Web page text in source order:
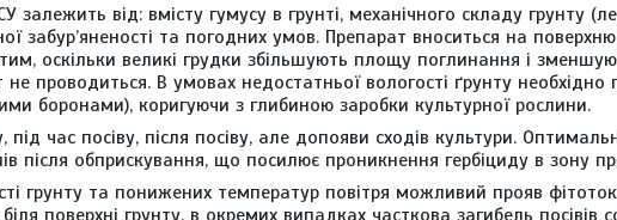
залежить від: вмісту гумусу в грунті, механічного складу грунту
забур’яненості та погодних умов. Препарат вноситься на
оскільки великі грудки збільшують площу поглинання і
проводиться. В умовах недостатньої вологості ґрунту необхідно
боронами), коригуючи з глибиною заробки культурної рослини.
під час посіву, після посіву, але допояви сходів культури.
після обприскування, що посилює проникнення гербіциду в зону
грунту та понижених температур повітря можливий прояв
поверхні грунту, в окремих випадках часткова загибель